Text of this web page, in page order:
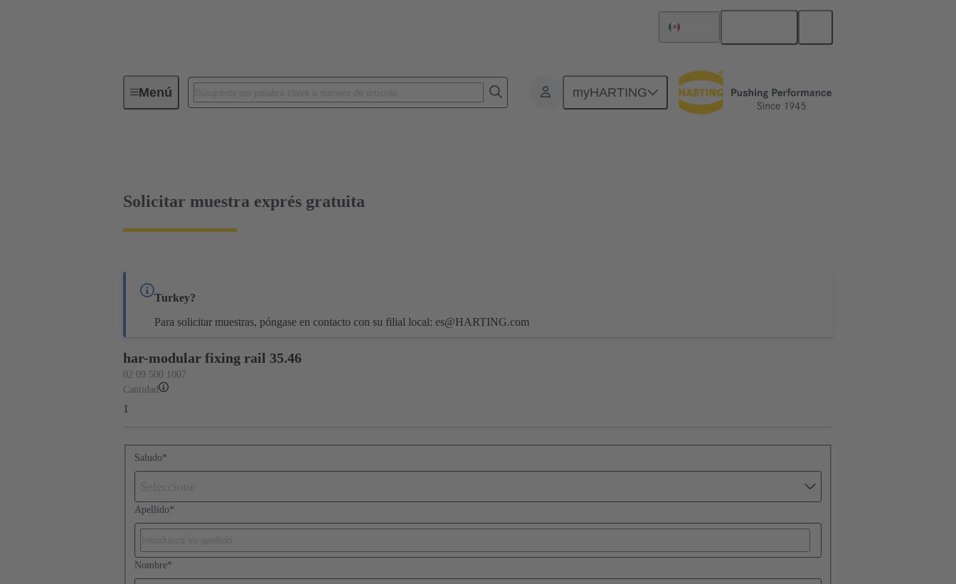
Menú myHARTING
Conectividad de dispositivos Conectores de placa a placa de circuitos Productos
Solicitar muestra exprés gratuita
Turkey?
Para solicitar muestras, póngase en contacto con su filial local: es@HARTING.com
har-modular fixing rail 35.46
02 09 500 1007
Cantidad
1
Saludo*
Apellido*
Nombre*